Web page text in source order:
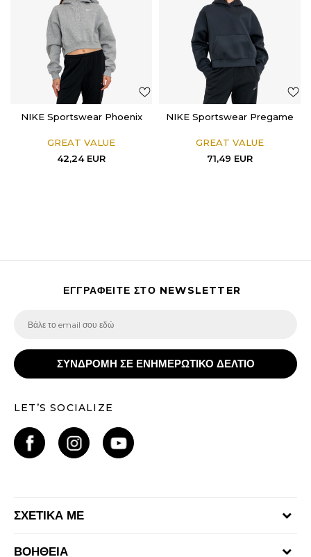
NIKE Sportswear Phoenix
GREAT VALUE
42,24 EUR
NIKE Sportswear Pregame
GREAT VALUE
71,49 EUR
ΕΓΓΡΑΦΕΙΤΕ ΣΤΟ NEWSLETTER
ΣΥΝΔΡΟΜΗ ΣΕ ΕΝΗΜΕΡΩΤΙΚΟ ΔΕΛΤΙΟ
LET’S SOCIALIZE
ΣΧΕΤΙΚΑ ΜΕ
ΒΟΗΘΕΙΑ